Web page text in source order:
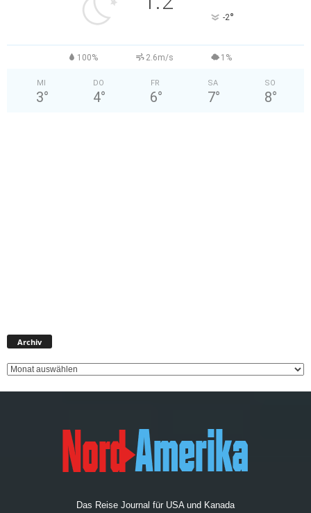
-2°
100% 2.6m/s 1%
MI
3°
DO
4°
FR
6°
SA
7°
SO
8°
Archiv
Das Reise Journal für USA und Kanada